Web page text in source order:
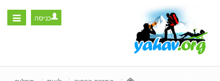
Toggle
כניסה